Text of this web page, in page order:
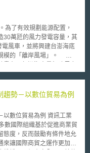
、草藥與特殊食品產品、
friendly）」的理念，
絕來電條款（Do not
同的具體子議題，清楚的
）供機構採用，讓法規要求
資料進行蒐集、利用和揭
級的個人資料保護立法為
法制設計讓新加坡有望成
了有效規劃能源配置，
30萬瓩的風力發電容量，其
風車，並將興建台澎海底
模的「離岸風場」。
電廠。風是澎湖獨特的天然
以鋼或木頭架在淺海中的
趨勢－以數位貿易為例
易為例 資訊工業
態度，反而鼓勵有條件地允
讓國際商貿之運作更加順